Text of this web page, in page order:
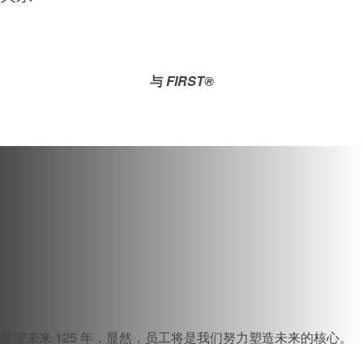
与FIRST®
展望未来 125 年，显然，员工将是我们努力塑造未来的核心。